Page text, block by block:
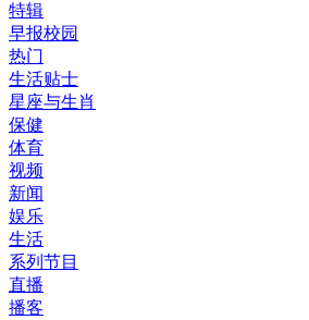
特辑
早报校园
热门
生活贴士
星座与生肖
保健
体育
视频
新闻
娱乐
生活
系列节目
直播
播客